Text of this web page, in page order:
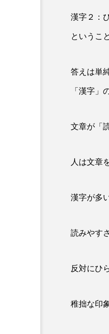
漢字２：
というこ
答えは単
「漢字」
文章が「
人は文章
漢字が多
読みやす
反対にひ
稚拙な印